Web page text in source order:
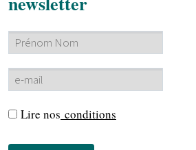
Lire nos conditions